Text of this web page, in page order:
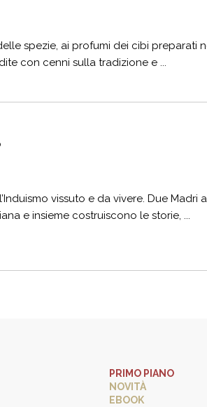
spezie, ai profumi dei cibi preparati
con cenni sulla tradizione e ...
vissuto e da vivere. Due
e insieme costruiscono le storie, ...
PRIMO PIANO
NOVITÀ
EBOOK